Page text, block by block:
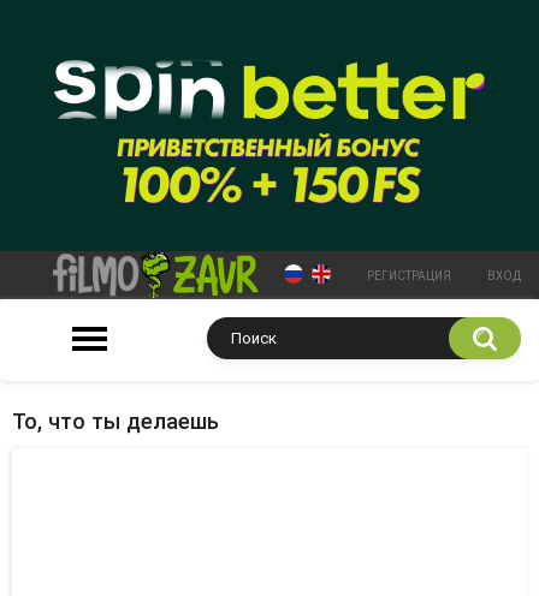
РЕГИСТРАЦИЯ ВХОД
То, что ты делаешь